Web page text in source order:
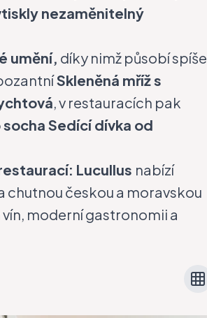
nezaměnitelný
umění, díky nimž působí spíše
Skleněná mříž s
, v restauracích pak
Sedící dívka od
Lucullus nabízí
chutnou českou a moravskou
moderní gastronomii a